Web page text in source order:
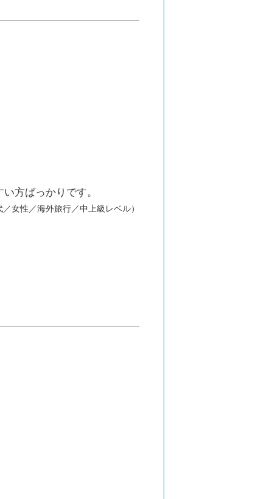
方ばっかりです。
／女性／海外旅行／中上級レベル）